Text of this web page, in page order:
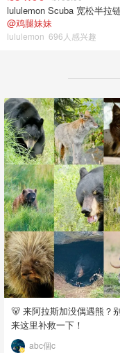
lululemon Scuba 宽松半拉
@鸡腿妹妹
lululemon 696人感兴趣
🐻 来阿拉斯加没偶遇熊？
来这里补救一下！
abc個c